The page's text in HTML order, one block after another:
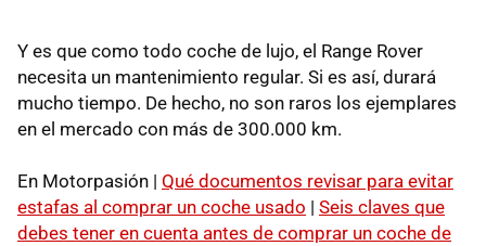
Y es que como todo coche de lujo, el Range Rover
necesita un mantenimiento regular. Si es así, durará
mucho tiempo. De hecho, no son raros los ejemplares
en el mercado con más de 300.000 km.
En Motorpasión | Qué documentos revisar para evitar
estafas al comprar un coche usado | Seis claves que
debes tener en cuenta antes de comprar un coche de